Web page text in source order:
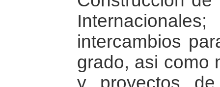
intercambios
grado, asi como
y proyectos de